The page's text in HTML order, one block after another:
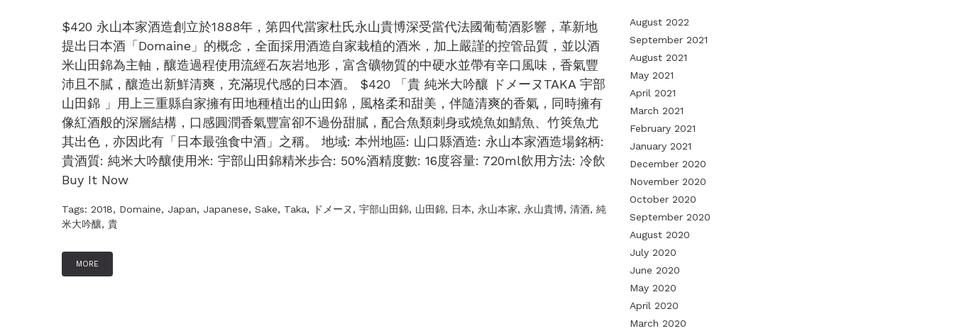
$420 永山本家酒造創立於1888年，第四代當家杜氏永山貴博深受當代法國葡萄酒影響，革新地
提出日本酒「Domaine」的概念，全面採用酒造自家栽植的酒米，加上嚴謹的控管品質，並以酒
米山田錦為主軸，釀造過程使用流經石灰岩地形，富含礦物質的中硬水並帶有辛口風味，香氣豐
沛且不膩，釀造出新鮮清爽，充滿現代感的日本酒。 $420 「貴 純米大吟釀 ドメーヌTAKA 宇部
山田錦 」用上三重縣自家擁有田地種植出的山田錦，風格柔和甜美，伴隨清爽的香氣，同時擁有
像紅酒般的深層結構，口感圓潤香氣豐富卻不過份甜膩，配合魚類刺身或燒魚如鯖魚、竹筴魚尤
其出色，亦因此有「日本最強食中酒」之稱。 地域: 本州地區: 山口縣酒造: 永山本家酒造場銘柄:
貴酒質: 純米大吟釀使用米: 宇部山田錦精米歩合: 50%酒精度數: 16度容量: 720ml飲用方法: 冷飲
Buy It Now
Tags: 2018, Domaine, Japan, Japanese, Sake, Taka, ドメーヌ , 宇部山田錦, 山田錦, 日本, 永山本家, 永山貴博, 清酒, 純
米大吟釀, 貴
MORE
August 2022
September 2021
August 2021
May 2021
April 2021
March 2021
February 2021
January 2021
December 2020
November 2020
October 2020
September 2020
August 2020
July 2020
June 2020
May 2020
April 2020
March 2020